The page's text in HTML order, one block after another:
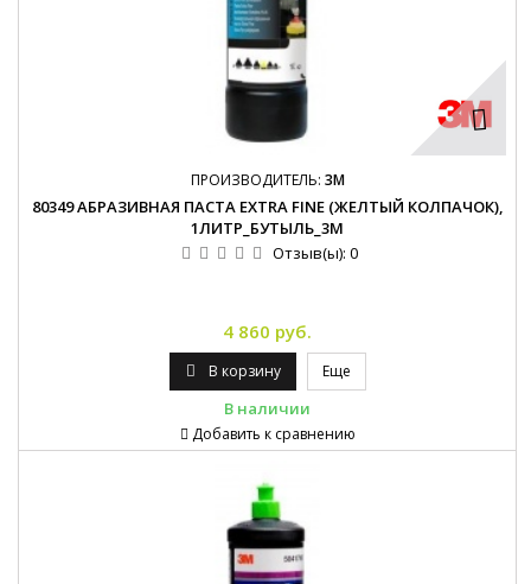
ПРОИЗВОДИТЕЛЬ: 3M
80349 АБРАЗИВНАЯ ПАСТА EXTRA FINE (ЖЕЛТЫЙ КОЛПАЧОК),
1ЛИТР_БУТЫЛЬ_3М
Отзыв(ы): 0
4 860 руб.
В корзину Еще
В наличии
Добавить к сравнению